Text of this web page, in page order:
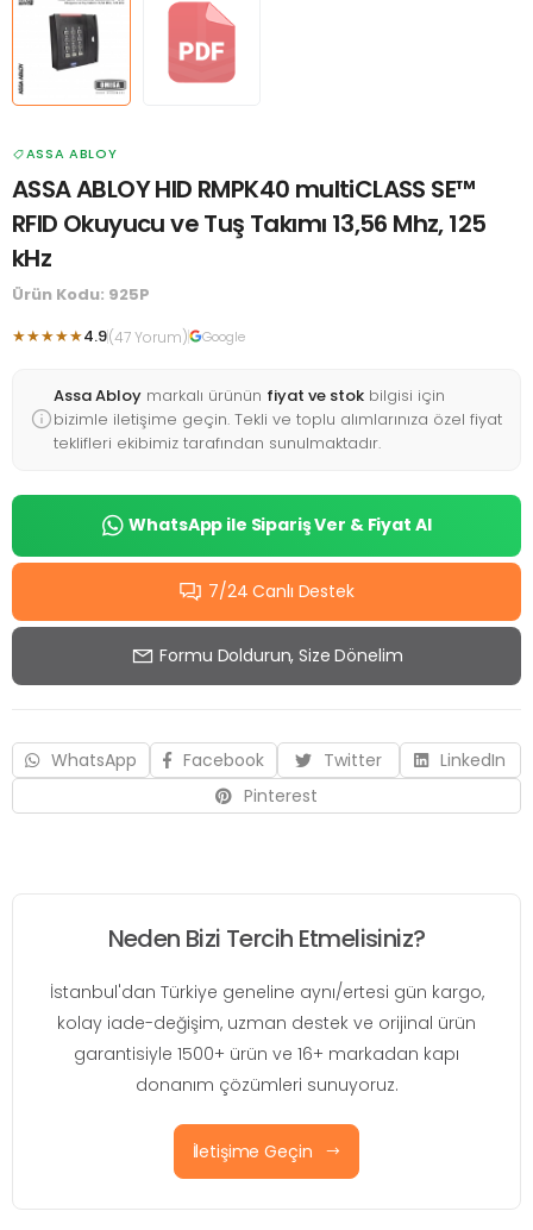
ASSA ABLOY
ASSA ABLOY HID RMPK40 multiCLASS SE™
RFID Okuyucu ve Tuş Takımı 13,56 Mhz, 125
kHz
Ürün Kodu: 925P
★★★★★4.9(47 Yorum) Google
Assa Abloy markalı ürünün fiyat ve stok bilgisi için
bizimle iletişime geçin. Tekli ve toplu alımlarınıza özel fiyat
teklifleri ekibimiz tarafından sunulmaktadır.
WhatsApp ile Sipariş Ver & Fiyat Al
7/24 Canlı Destek
Formu Doldurun, Size Dönelim
WhatsApp Facebook Twitter
LinkedIn
Pinterest
Neden Bizi Tercih Etmelisiniz?
İstanbul'dan Türkiye geneline aynı/ertesi gün kargo,
kolay iade-değişim, uzman destek ve orijinal ürün
garantisiyle 1500+ ürün ve 16+ markadan kapı
donanım çözümleri sunuyoruz.
İletişime Geçin